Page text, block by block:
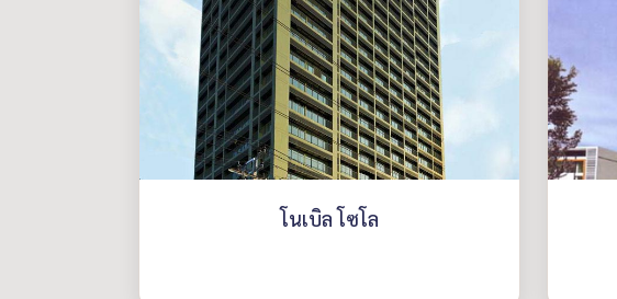
โนเบิล โซโล